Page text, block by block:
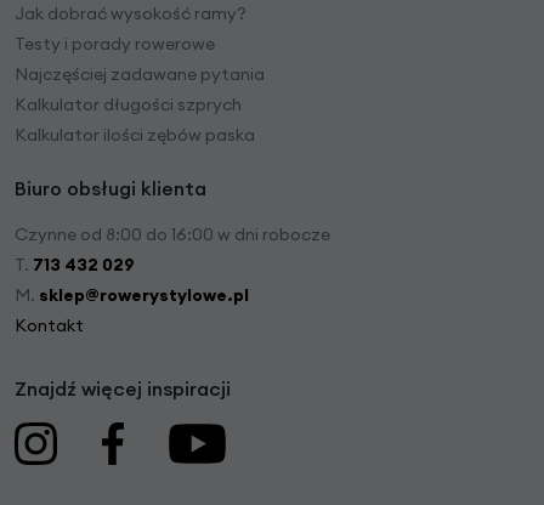
Jak dobrać wysokość ramy?
Testy i porady rowerowe
Najczęściej zadawane pytania
Kalkulator długości szprych
Kalkulator ilości zębów paska
Biuro obsługi klienta
Czynne od 8:00 do 16:00 w dni robocze
T. 713 432 029
M. sklep@rowerystylowe.pl
Kontakt
Znajdź więcej inspiracji